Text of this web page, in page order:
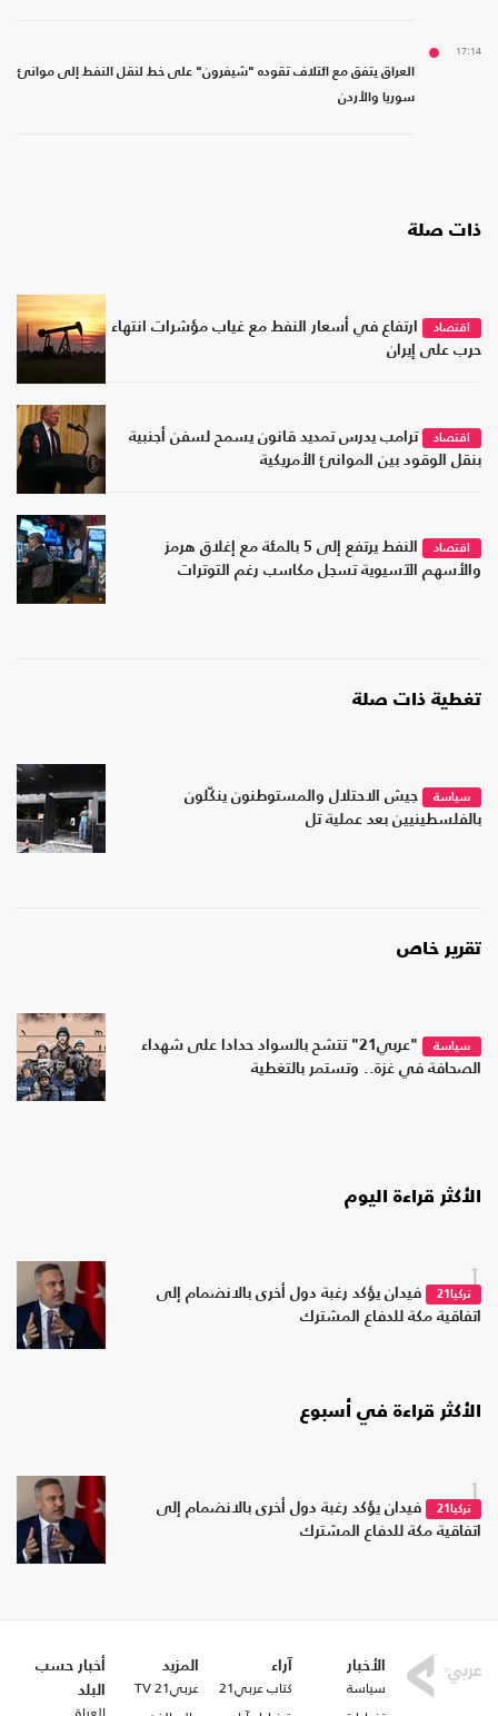
17:14
العراق يتفق مع ائتلاف تقوده "شيفرون" على خط لنقل النفط إلى موانئ
سوريا والأردن
ذات صلة
اقتصاد
ارتفاع في أسعار النفط مع غياب مؤشرات انتهاء
حرب على إيران
اقتصاد
ترامب يدرس تمديد قانون يسمح لسفن أجنبية
بنقل الوقود بين الموانئ الأمريكية
اقتصاد
النفط يرتفع إلى 5 بالمئة مع إغلاق هرمز
والأسهم الآسيوية تسجل مكاسب رغم التوترات
تغطية ذات صلة
سياسة
جيش الاحتلال والمستوطنون ينكّلون
بالفلسطينيين بعد عملية تل
تقرير خاص
سياسة
"عربي21" تتشح بالسواد حدادا على شهداء
الصحافة في غزة.. وتستمر بالتغطية
الأكثر قراءة اليوم
1
تركيا21
فيدان يؤكد رغبة دول أخرى بالانضمام إلى
اتفاقية مكة للدفاع المشترك
الأكثر قراءة في أسبوع
1
تركيا21
فيدان يؤكد رغبة دول أخرى بالانضمام إلى
اتفاقية مكة للدفاع المشترك
الأخبار
سياسة
آراء
كتاب عربي21
المزيد
عربي21 TV
أخبار حسب
البلد